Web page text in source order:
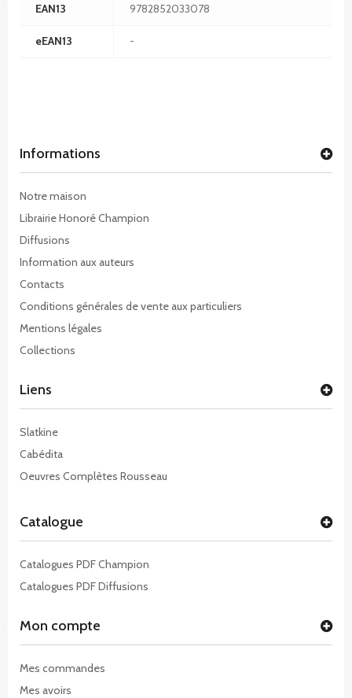
EAN13 9782852033078
eEAN13 -
Informations
Notre maison
Librairie Honoré Champion
Diffusions
Information aux auteurs
Contacts
Conditions générales de vente aux particuliers
Mentions légales
Collections
Liens
Slatkine
Cabédita
Oeuvres Complètes Rousseau
Catalogue
Catalogues PDF Champion
Catalogues PDF Diffusions
Mon compte
Mes commandes
Mes avoirs